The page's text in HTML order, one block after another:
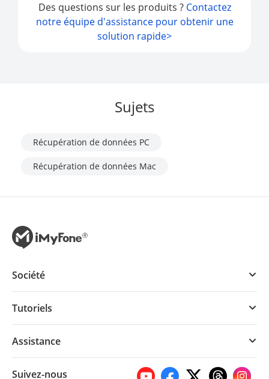
Des questions sur les produits ? Contactez
notre équipe d'assistance pour obtenir une
solution rapide>
Sujets
Récupération de données PC
Récupération de données Mac
Société
Tutoriels
Assistance
Suivez-nous